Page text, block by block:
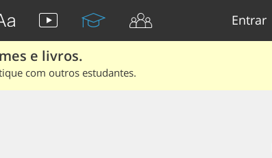
Entrar
e livros.
com outros estudantes.